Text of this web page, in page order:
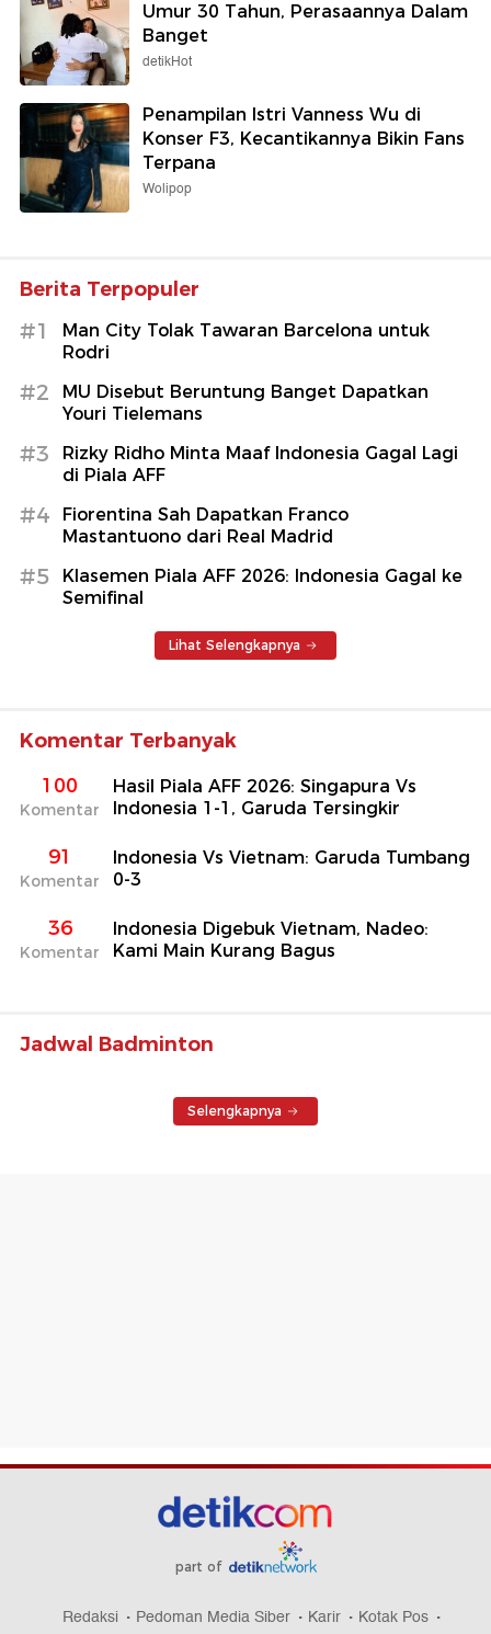
Umur 30 Tahun, Perasaannya Dalam
Banget
detikHot
Penampilan Istri Vanness Wu di
Konser F3, Kecantikannya Bikin Fans
Terpana
Wolipop
Berita Terpopuler
#1
Man City Tolak Tawaran Barcelona untuk
Rodri
#2
MU Disebut Beruntung Banget Dapatkan
Youri Tielemans
#3
Rizky Ridho Minta Maaf Indonesia Gagal Lagi
di Piala AFF
#4
Fiorentina Sah Dapatkan Franco
Mastantuono dari Real Madrid
#5
Klasemen Piala AFF 2026: Indonesia Gagal ke
Semifinal
Lihat Selengkapnya
Komentar Terbanyak
100
Komentar
Hasil Piala AFF 2026: Singapura Vs
Indonesia 1-1, Garuda Tersingkir
91
Komentar
Indonesia Vs Vietnam: Garuda Tumbang
0-3
36
Komentar
Indonesia Digebuk Vietnam, Nadeo:
Kami Main Kurang Bagus
Jadwal Badminton
Selengkapnya
part of
Redaksi Pedoman Media Siber Karir Kotak Pos